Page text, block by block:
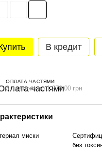
В кредит
ОПЛАТА ЧАСТЯМИ
3 платежа по 1 278.00 грн
миски
без